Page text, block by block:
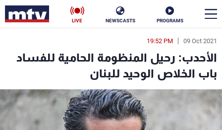
PROGRAMS
NEWSCASTS
LIVE
09 Oct 2021
19:52 PM
الأحدب: رحيل المنظومة الحامية للفساد
باب الخلاص الوحيد للبنان
en
الأخبار
سياسة ناس
إقتصاد فن